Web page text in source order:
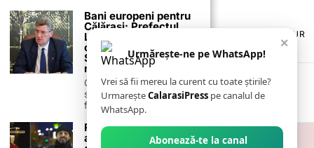
TERMENI ȘI CONDIȚII
POLITICA DE ANULARE & RETUR
PUBLICITATE ONLINE & TIPĂRITĂ
CONTACT
ZIARUL ANUNȚUL CĂLĂRĂȘEAN
×
Urmărește-ne pe WhatsApp!
Vrei să fii mereu la curent cu toate știrile?
UrmareșteCalarasiPress pe canalul de
WhatsApp.
Abonează-te la canal
Bani europeni pentru
Călărași: Prefectul
Laurențiu State anunță
colaborarea cu ADR
Sud-Muntenia pentru
noi finanțări
Călărașul se pregătește
să intre pe harta
finanțărilor europene, cu
Reveneala Event
aduce distracția la